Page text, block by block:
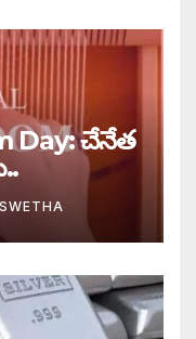
Day: చేనేత